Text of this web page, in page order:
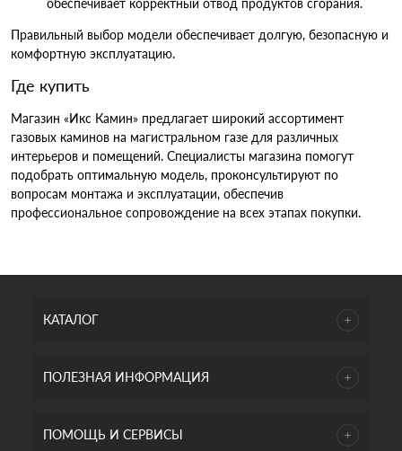
Правильный выбор модели обеспечивает долгую, безопасную и
комфортную эксплуатацию.
Где купить
Магазин «Икс Камин» предлагает широкий ассортимент
газовых каминов на магистральном газе для различных
интерьеров и помещений. Специалисты магазина помогут
подобрать оптимальную модель, проконсультируют по
вопросам монтажа и эксплуатации, обеспечив
профессиональное сопровождение на всех этапах покупки.
КАТАЛОГ
ПОЛЕЗНАЯ ИНФОРМАЦИЯ
ПОМОЩЬ И СЕРВИСЫ